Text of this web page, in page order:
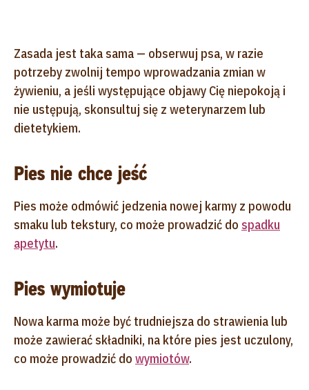
Zasada jest taka sama — obserwuj psa, w razie
potrzeby zwolnij tempo wprowadzania zmian w
żywieniu, a jeśli występujące objawy Cię niepokoją i
nie ustępują, skonsultuj się z weterynarzem lub
dietetykiem.
Pies nie chce jeść
Pies może odmówić jedzenia nowej karmy z powodu
smaku lub tekstury, co może prowadzić do spadku
apetytu.
Pies wymiotuje
Nowa karma może być trudniejsza do strawienia lub
może zawierać składniki, na które pies jest uczulony,
co może prowadzić do wymiotów.